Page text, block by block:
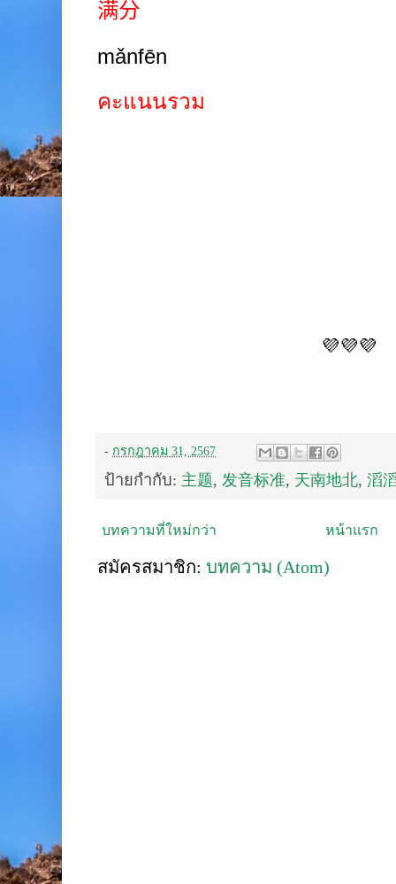
满分
mǎnfēn
คะแนนรวม
💜💜💜
- กรกฎาคม 31, 2567
ป้ายกำกับ: 主题, 发音标准, 天南地北, 滔
บทความที่ใหม่กว่า หน้าแรก
สมัครสมาชิก: บทความ (Atom)